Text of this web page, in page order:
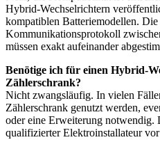
Hybrid-Wechselrichtern
kompatiblen Batteriemodellen. Die
Kommunikationsprotokoll
müssen exakt aufeinander
Benötige ich für einen Hybrid-
Zählerschrank?
Nicht zwangsläufig. In vielen
Zählerschrank genutzt werden,
oder eine Erweiterung notwendig.
qualifizierter Elektroinstallateur